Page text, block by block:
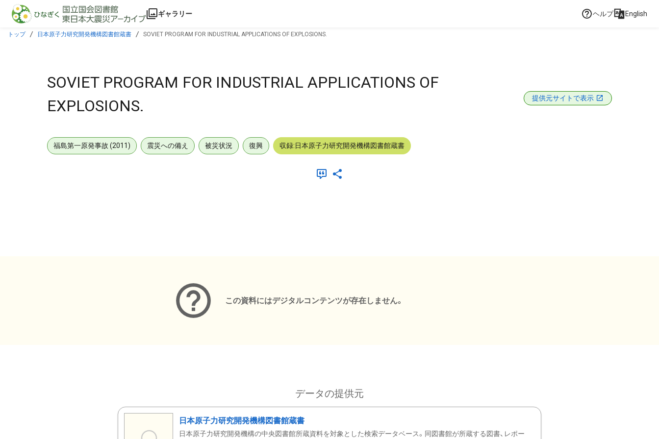
本文に飛ぶ
ギャラリー ヘルプ English
トップ 日本原子力研究開発機構図書館蔵書 SOVIET PROGRAM FOR INDUSTRIAL APPLICATIONS OF EXPLOSIONS.
SOVIET PROGRAM FOR INDUSTRIAL APPLICATIONS OF
EXPLOSIONS.
提供元サイトで表示
福島第一原発事故 (2011) 震災への備え 被災状況 復興 収録:日本原子力研究開発機構図書館蔵書
この資料にはデジタルコンテンツが存在しません。
データの提供元
日本原子力研究開発機構図書館蔵書
日本原子力研究開発機構の中央図書館所蔵資料を対象とした検索データベース。同図書館が所蔵する図書、レポー